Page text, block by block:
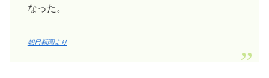
なった。
朝日新聞より